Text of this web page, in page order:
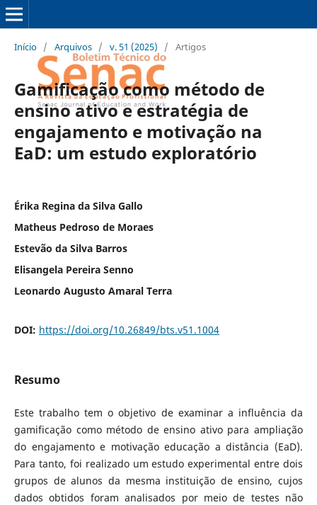
Início / Arquivos / v. 51 (2025) / Artigos
Gamificação como método de
ensino ativo e estratégia de
engajamento e motivação na
EaD: um estudo exploratório
Érika Regina da Silva Gallo
Matheus Pedroso de Moraes
Estevão da Silva Barros
Elisangela Pereira Senno
Leonardo Augusto Amaral Terra
DOI: https://doi.org/10.26849/bts.v51.1004
Resumo
Este trabalho tem o objetivo de examinar a influência da
gamificação como método de ensino ativo para ampliação
do engajamento e motivação educação a distância (EaD).
Para tanto, foi realizado um estudo experimental entre dois
grupos de alunos da mesma instituição de ensino, cujos
dados obtidos foram analisados por meio de testes não